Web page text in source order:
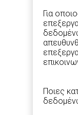
Για
Ποιες